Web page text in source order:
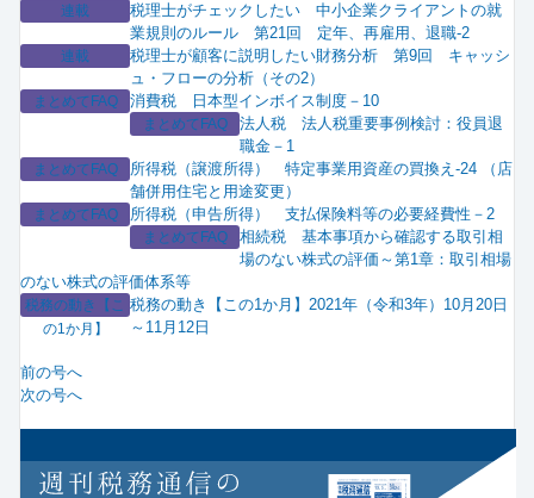
連載
税理士がチェックしたい 中小企業クライアントの就
業規則のルール 第21回 定年、再雇用、退職-2
連載
税理士が顧客に説明したい財務分析 第9回 キャッシ
ュ・フローの分析（その2）
まとめてFAQ 消費税 日本型インボイス制度－10
まとめてFAQ
法人税 法人税重要事例検討：役員退
職金－1
まとめてFAQ
所得税（譲渡所得） 特定事業用資産の買換え-24 （店
舗併用住宅と用途変更）
まとめてFAQ 所得税（申告所得） 支払保険料等の必要経費性－2
まとめてFAQ
相続税 基本事項から確認する取引相
場のない株式の評価～第1章：取引相場
のない株式の評価体系等
税務の動き【こ
の1か月】
税務の動き【この1か月】2021年（令和3年）10月20日
～11月12日
前の号へ
次の号へ